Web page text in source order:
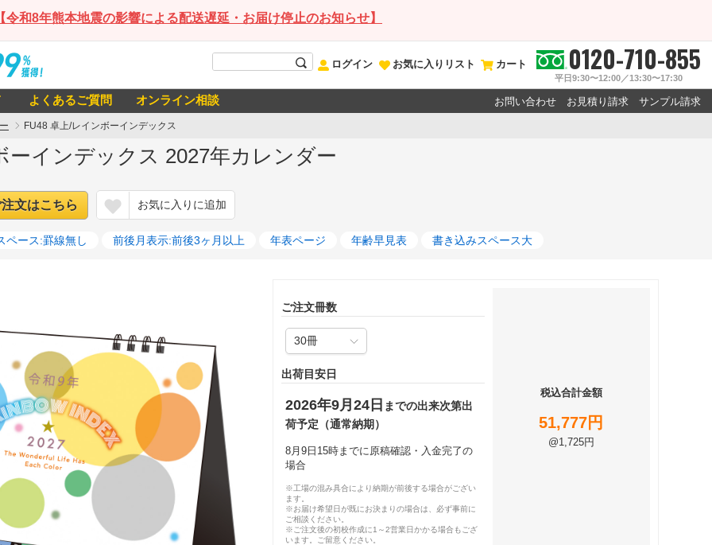
令和8年熊本地震の影響による配送遅延・お届け停止のお知らせ】
ログイン お気に入りリスト カート 0120-710-855
平日9:30〜12:00／13:30〜17:30
よくあるご質問 オンライン相談 お問い合わせ お見積り請求 サンプル請求
FU48 卓上/レインボーインデックス
ーインデックス 2027年カレンダー
文はこちら お気に入りに追加
ペース:罫線無し 前後月表示:前後3ヶ月以上 年表ページ 年齢早見表 書き込みスペース大
ご注文冊数
出荷目安日
2026年9月24日 までの出来次第出
荷予定（通常納期）
8月9日15時までに原稿確認・入金完了の
場合
※工場の混み具合により納期が前後する場合がござい
ます。
※お届け希望日が既にお決まりの場合は、必ず事前に
ご相談ください。
※ご注文後の初校作成に1～2営業日かかる場合もござ
います。ご留意ください。
税込合計金額
51,777円
@1,725円